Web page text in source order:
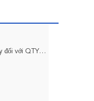
3 ngày đối với mẫu, 7 ngày đối với QTY 50 cái